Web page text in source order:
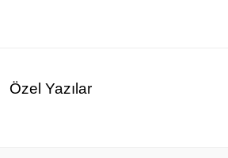
Özel Yazılar